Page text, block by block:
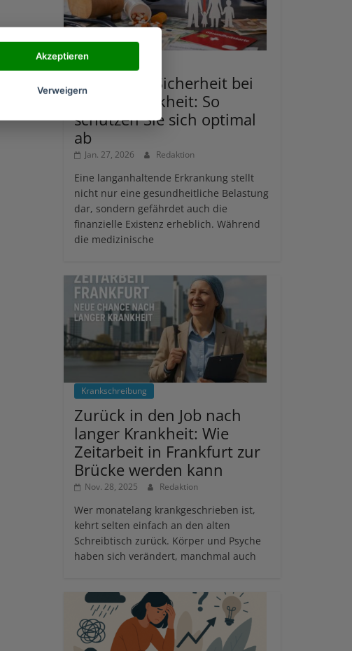
Allgemein
Finanzielle Sicherheit bei
langer Krankheit: So
schützen Sie sich optimal
ab
Jan. 27, 2026 Redaktion
Eine langanhaltende Erkrankung stellt
nicht nur eine gesundheitliche Belastung
dar, sondern gefährdet auch die
finanzielle Existenz erheblich. Während
die medizinische
Krankschreibung
Zurück in den Job nach
langer Krankheit: Wie
Zeitarbeit in Frankfurt zur
Brücke werden kann
Nov. 28, 2025 Redaktion
Wer monatelang krankgeschrieben ist,
kehrt selten einfach an den alten
Schreibtisch zurück. Körper und Psyche
haben sich verändert, manchmal auch
Akzeptieren
Verweigern